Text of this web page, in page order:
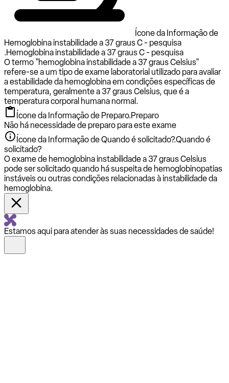
Ícone da Informação de
Hemoglobina instabilidade a 37 graus C - pesquisa
.Hemoglobina instabilidade a 37 graus C - pesquisa
O termo "hemoglobina instabilidade a 37 graus Celsius"
refere-se a um tipo de exame laboratorial utilizado para avaliar
a estabilidade da hemoglobina em condições específicas de
temperatura, geralmente a 37 graus Celsius, que é a
temperatura corporal humana normal.
Ícone da Informação de Preparo.Preparo
Não há necessidade de preparo para este exame
Ícone da Informação de Quando é solicitado?.Quando é
solicitado?
O exame de hemoglobina instabilidade a 37 graus Celsius
pode ser solicitado quando há suspeita de hemoglobinopatias
instáveis ou outras condições relacionadas à instabilidade da
hemoglobina.
Estamos aqui para atender às suas necessidades de saúde!